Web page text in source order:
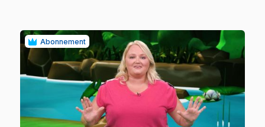
Abonnement